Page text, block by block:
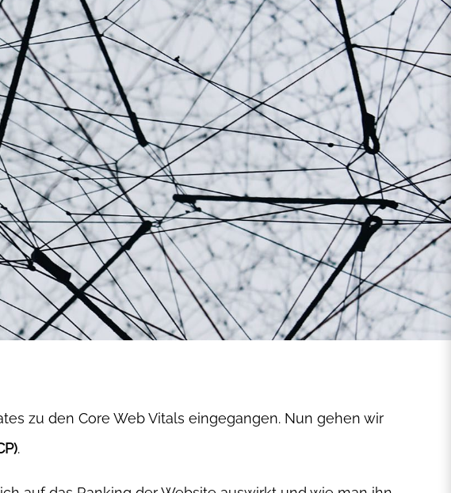
zu den Core Web Vitals eingegangen. Nun gehen wir
.